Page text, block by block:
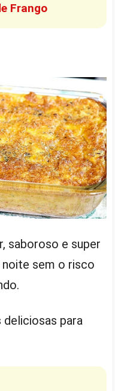
Frango
saboroso e super
sem o risco
para